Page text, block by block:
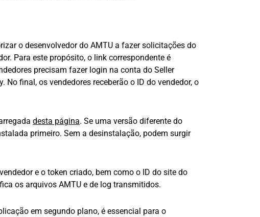
o desenvolvedor do AMTU a fazer solicitações do
Para este propósito, o link correspondente é
precisam fazer login na conta do Seller
final, os vendedores receberão o ID do vendedor, o
desta página. Se uma versão diferente do
primeiro. Sem a desinstalação, podem surgir
e o token criado, bem como o ID do site do
os arquivos AMTU e de log transmitidos.
em segundo plano, é essencial para o